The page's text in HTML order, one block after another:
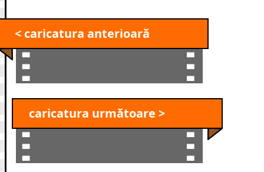
< caricatura anterioară
caricatura următoare >